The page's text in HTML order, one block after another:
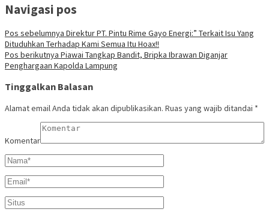
Navigasi pos
Pos sebelumnya Direktur PT. Pintu Rime Gayo Energi:” Terkait Isu Yang
Dituduhkan Terhadap Kami Semua Itu Hoax!!
Pos berikutnya Piawai Tangkap Bandit, Bripka Ibrawan Diganjar
Penghargaan Kapolda Lampung
Tinggalkan Balasan
Alamat email Anda tidak akan dipublikasikan. Ruas yang wajib ditandai *
Komentar